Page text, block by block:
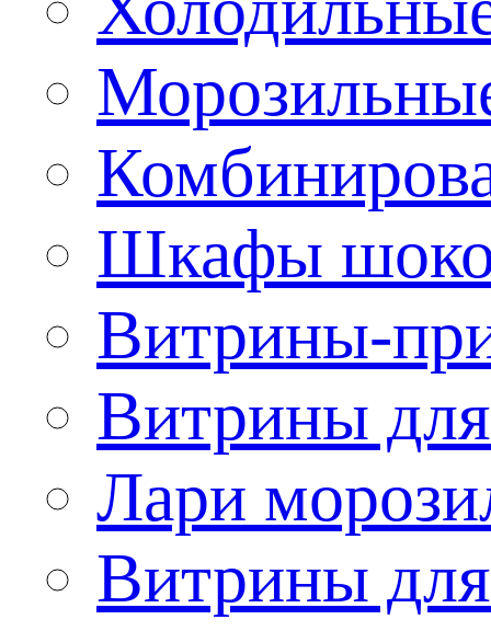
Шкафы
Витрины-
Витрины
Лари
Витрины